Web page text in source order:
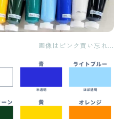
画像はピンク買い忘れ…